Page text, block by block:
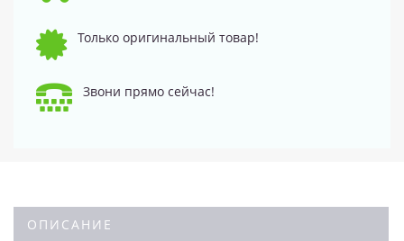
Только оригинальный товар!
Звони прямо сейчас!
ОПИСАНИЕ